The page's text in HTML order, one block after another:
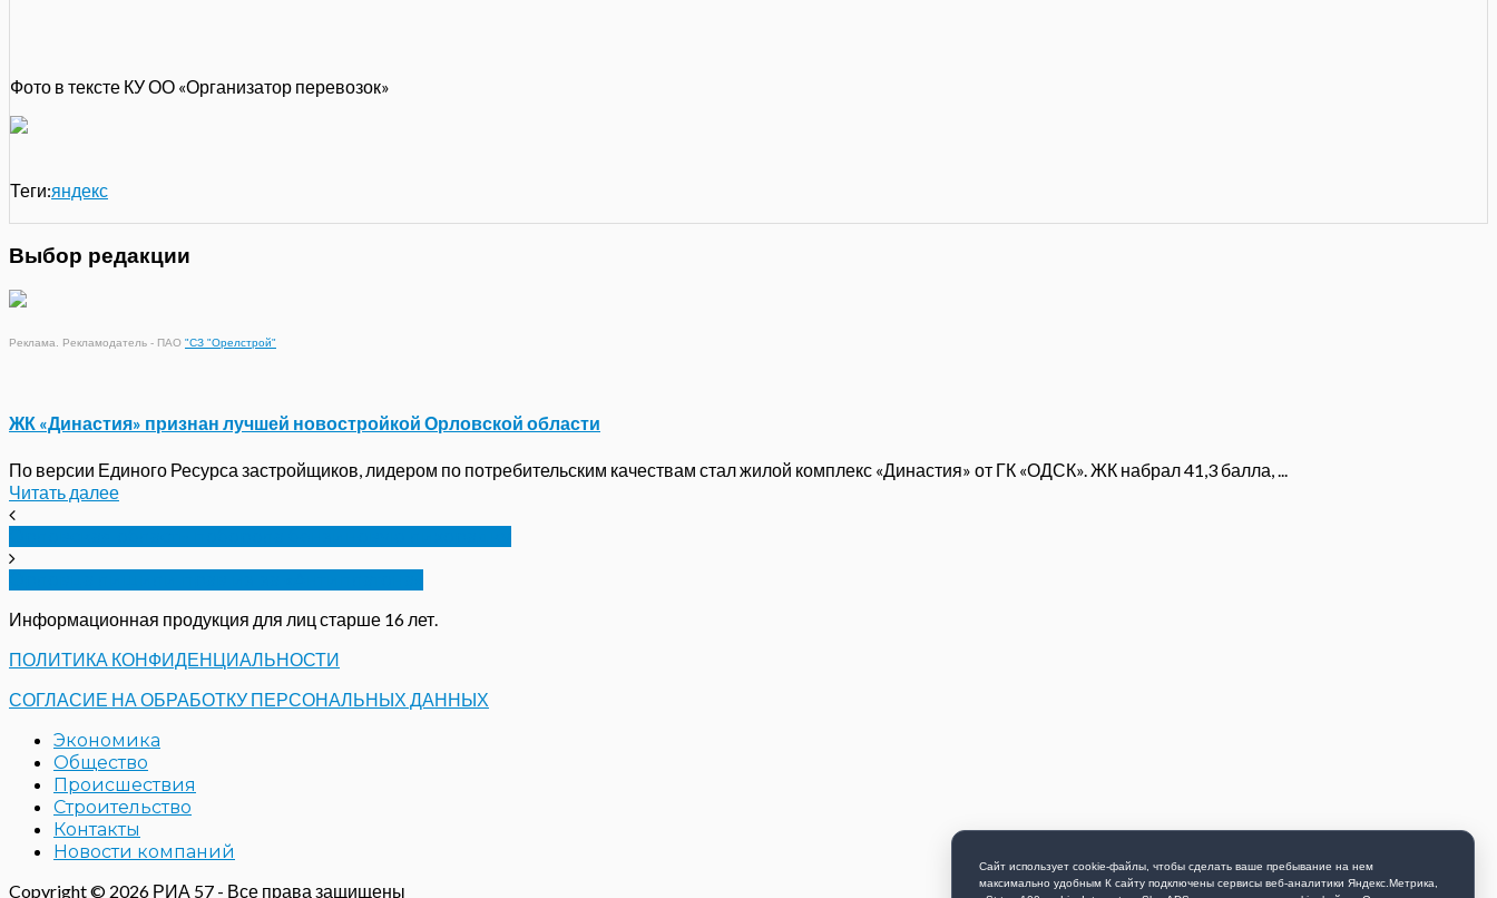
Фото в тексте КУ ОО «Организатор перевозок»
Теги:яндекс
Выбор редакции
Реклама. Рекламодатель - ПАО "СЗ "Орелстрой"
ЖК «Династия» признан лучшей новостройкой Орловской области
По версии Единого Ресурса застройщиков, лидером по потребительским качествам стал жилой комплекс «Династия» от ГК «ОДСК». ЖК набрал 41,3 балла, ...
Читать далее
Информационная продукция для лиц старше 16 лет.
ПОЛИТИКА КОНФИДЕНЦИАЛЬНОСТИ
СОГЛАСИЕ НА ОБРАБОТКУ ПЕРСОНАЛЬНЫХ ДАННЫХ
Экономика
Общество
Происшествия
Строительство
Контакты
Новости компаний
Copyright © 2026 РИА 57 - Все права защищены
Сайт использует cookie-файлы, чтобы сделать ваше пребывание на нем
максимально удобным К cайту подключены сервисы веб-аналитики Яндекс.Метрика,